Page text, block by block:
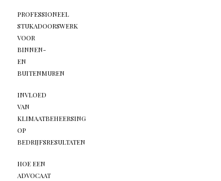
PROFESSIONEEL
STUKADOORSWERK
VOOR
BINNEN-
EN
BUITENMUREN
INVLOED
VAN
KLIMAATBEHEERSING
OP
BEDRIJFSRESULTATEN
HOE EEN
ADVOCAAT